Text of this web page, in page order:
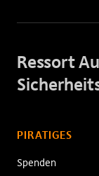
Ressort
PIRATIGES
Spenden